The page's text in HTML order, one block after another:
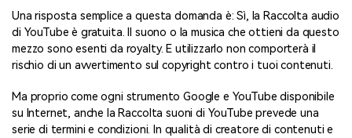
Una risposta semplice a questa domanda è: Sì, la Raccolta audio
di YouTube è gratuita. Il suono o la musica che ottieni da questo
mezzo sono esenti da royalty. E utilizzarlo non comporterà il
rischio di un avvertimento sul copyright contro i tuoi contenuti.
Ma proprio come ogni strumento Google e YouTube disponibile
su Internet, anche la Raccolta suoni di YouTube prevede una
serie di termini e condizioni. In qualità di creatore di contenuti e